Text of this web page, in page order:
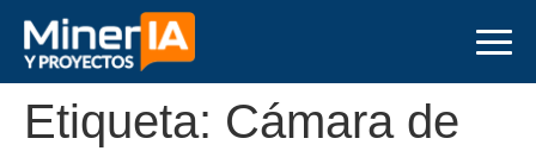
Etiqueta: Cámara de